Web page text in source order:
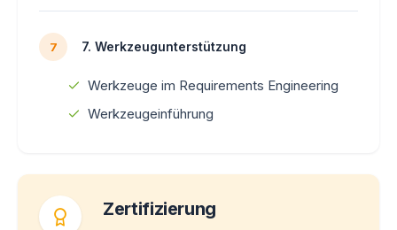
7 7. Werkzeugunterstützung
Werkzeuge im Requirements Engineering
Werkzeugeinführung
Zertifizierung